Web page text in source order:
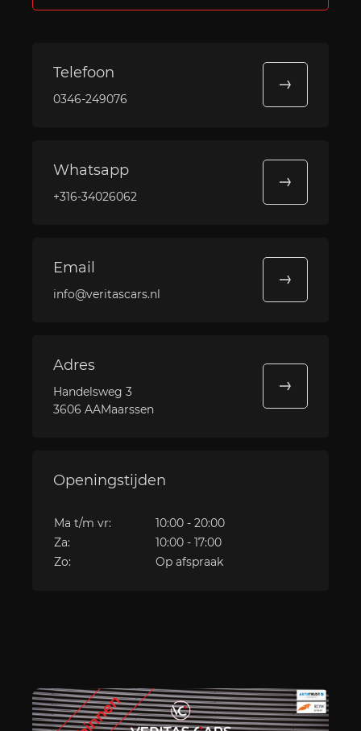
Telefoon
0346-249076
Whatsapp
+316-34026062
Email
info@veritascars.nl
Adres
Handelsweg 3
3606 AAMaarssen
Openingstijden
Ma t/m vr:
10:00 - 20:00
Za:
10:00 - 17:00
Zo:
Op afspraak